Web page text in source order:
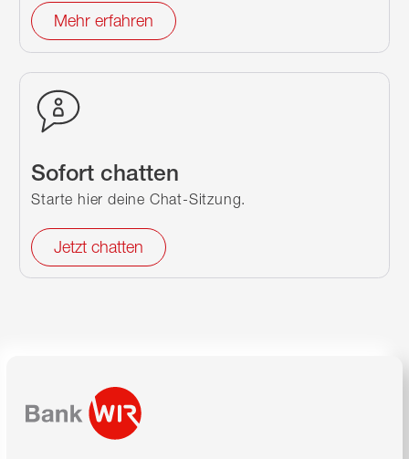
Mehr erfahren
Sofort chatten
Starte hier deine Chat-Sitzung.
Jetzt chatten